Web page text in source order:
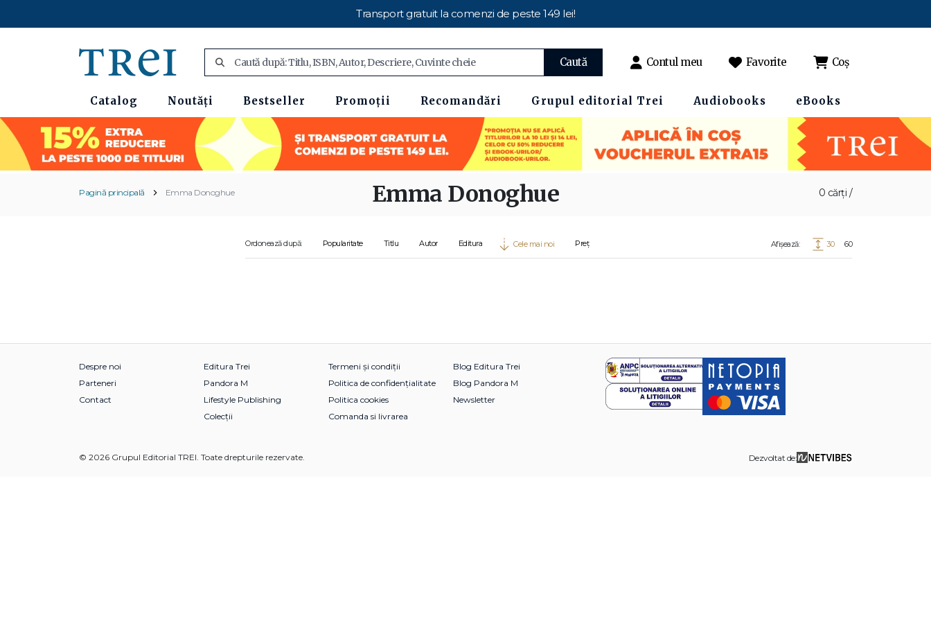
Transport gratuit la comenzi de peste 149 lei!
Caută Contul meu Favorite Coș
Catalog Noutăți Bestseller Promoții Recomandări Grupul editorial Trei Audiobooks eBooks
Pagină principală Emma Donoghue 0 cărți /
Emma Donoghue
Ordonează după: Popularitate Titlu Autor Editura Cele mai noi Preț Afișează: 30 60
Despre noi
Parteneri
Contact
Editura Trei
Pandora M
Lifestyle Publishing
Colecții
Termeni și condiții
Politica de confidențialitate
Politica cookies
Comanda si livrarea
Blog Editura Trei
Blog Pandora M
Newsletter
© 2026 Grupul Editorial TREI. Toate drepturile rezervate. Dezvoltat de: